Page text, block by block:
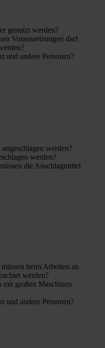
genutzt werden?
Voraussetzungen darf
und andere Personen?
werden?
werden?
die Anschlagmittel
beim Arbeiten an
werden?
mit großen Maschinen
und andere Personen?